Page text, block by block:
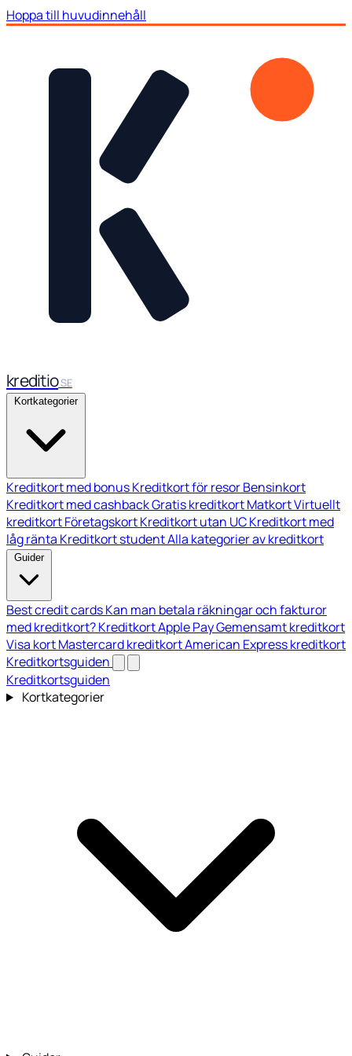
Hoppa till huvudinnehåll
kreditioSE
Kortkategorier
Kreditkort med bonusKreditkort för resorBensinkort
Kreditkort med cashbackGratis kreditkortMatkortVirtuellt
kreditkortFöretagskortKreditkort utan UCKreditkort med
låg ränta Kreditkort studentAlla kategorier av kreditkort
Guider
Best credit cardsKan man betala räkningar och fakturor
med kreditkort?Kreditkort Apple PayGemensamt kreditkort
Visa kortMastercard kreditkortAmerican Express kreditkort
Kreditkortsguiden
Kreditkortsguiden
Kortkategorier